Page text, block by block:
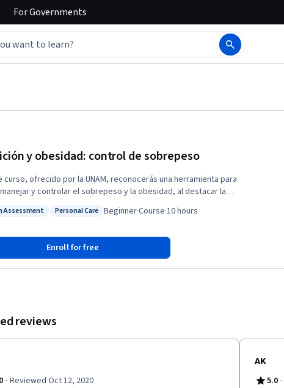
ForGovernments
y obesidad: control de sobrepeso
curso, ofrecido por la UNAM, reconocerás una herramienta para
y controlar el sobrepeso y la obesidad, al destacar la
Te mostrará el verdadero valor de los alimentos como
que marcarán una senda de salud perdurable.
Assessment
Status: Personal Care
Personal Care Beginner·Course·10 hours
Enroll for free
reviews
· Reviewed Oct 12, 2020
AK
5.0 ·